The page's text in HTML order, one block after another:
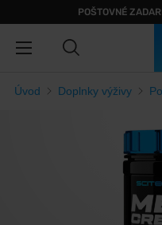
POŠTOVNÉ
Úvod Doplnky výživy